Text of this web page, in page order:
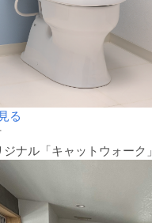
る
ナル「キャットウォーク」